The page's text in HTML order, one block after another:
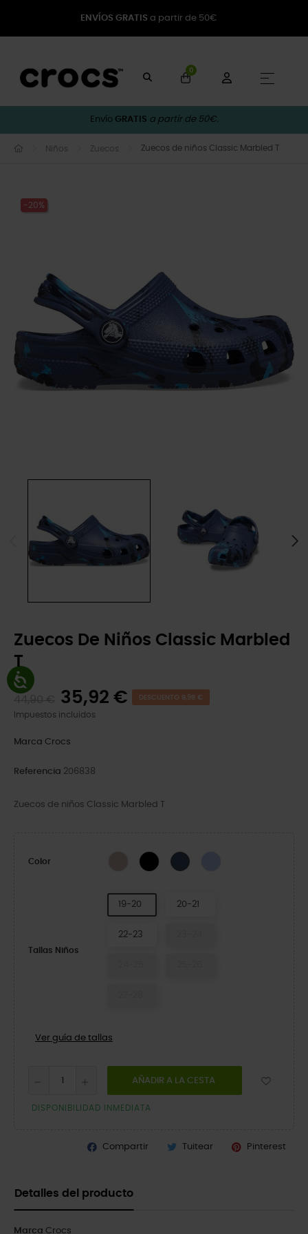
ENVÍOS GRATIS a partir de 50€
0
☰
Envío GRATIS a partir de 50€.
Niños Zuecos Zuecos de niños Classic Marbled T
-20%
Zuecos De Niños Classic Marbled
T
35,92 € DESCUENTO 8,98 €
Impuestos incluidos
Marca Crocs
Referencia 206838
Zuecos de niños Classic Marbled T
Color Quartz/MultiBlack/WhiteNavy/Multi
Tallas Niños
19-20 20-21
22-23
Ver guía de tallas
AÑADIR A LA CESTA
DISPONIBILIDAD INMEDIATA
Compartir Tuitear Pinterest
Detalles del producto
Marca Crocs